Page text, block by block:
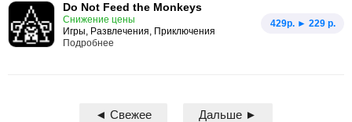
Do Not Feed the Monkeys
Снижение цены
Игры, Развлечения, Приключения
429p. ► 229 р.
Подробнее
◄ Свежее Дальше ►